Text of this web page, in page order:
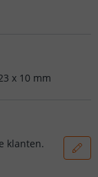
x 10 mm
klanten.